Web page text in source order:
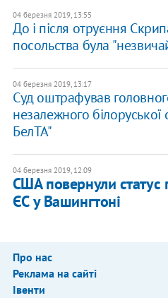
04 березня 2019, 13:55
До і після отруєння
посольства була
04 березня 2019, 13:17
Суд оштрафував
незалежного білоруської
БелТА"
04 березня 2019, 12:09
США повернули статус
ЄС у Вашингтоні
Про нас
Реклама на сайті
Івенти